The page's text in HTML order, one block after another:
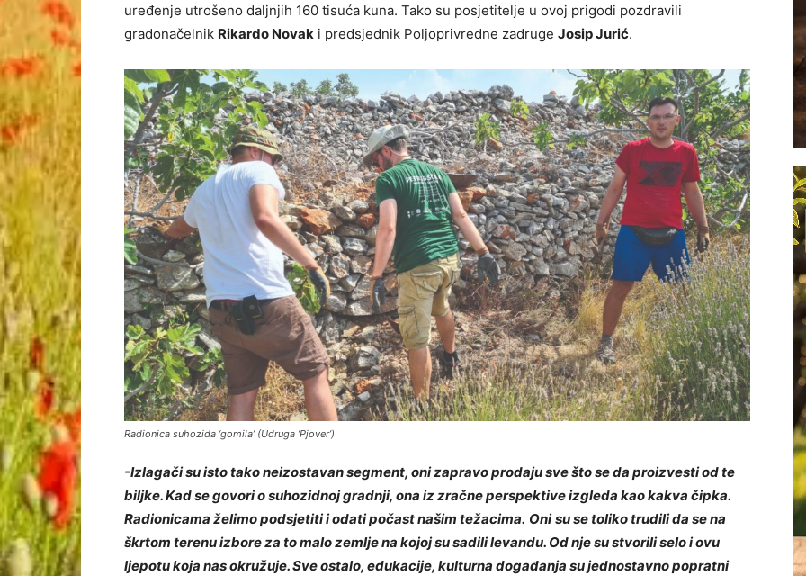
uređenje utrošeno daljnjih 160 tisuća kuna. Tako su posjetitelje u ovoj prigodi pozdravili
gradonačelnik Rikardo Novak i predsjednik Poljoprivredne zadruge Josip Jurić.
Radionica suhozida ‘gomila’ (Udruga ‘Pjover’)
-Izlagači su isto tako neizostavan segment, oni zapravo prodaju sve što se da proizvesti od te
biljke. Kad se govori o suhozidnoj gradnji, ona iz zračne perspektive izgleda kao kakva čipka.
Radionicama želimo podsjetiti i odati počast našim težacima. Oni su se toliko trudili da se na
škrtom terenu izbore za to malo zemlje na kojoj su sadili levandu. Od nje su stvorili selo i ovu
ljepotu koja nas okružuje. Sve ostalo, edukacije, kulturna događanja su jednostavno popratni